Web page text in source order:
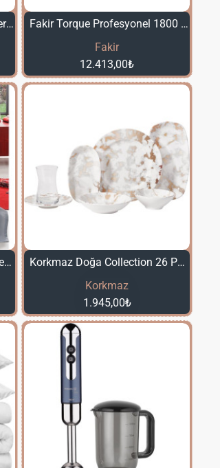
Korkmaz A1261 Granita Tencere 24 x 12,5
Fakir
Fakir Torque Profesyonel 1800 Kıyma Makinası
12.413,00₺
Özdilek Tek Kişilik Lastikli Fitted Çarşaf Pike Takımı Cars LMQ95
Korkmaz
Korkmaz Doğa Collection 26 Parça Kahvaltı Takımı
1.945,00₺